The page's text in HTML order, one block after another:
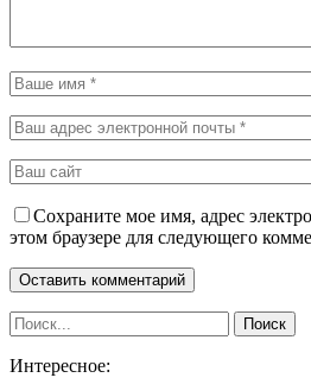
Сохраните мое имя, адрес
этом браузере для следующего
Интересное: